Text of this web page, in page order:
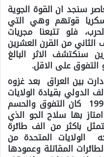
سنجد ان القوة الجوية
قوتهم وهي التي
فلو تتبعنا مجريات
من القرن العشرين
سنكتشف الاثر البالغ
التفوق على الاقل.
بين العراق بعد غزوه
بقيادة الولايات
المتحدة من جهة اخرى عام 1991 كان التفوق والحسم
بها سلاح الجو الذي
باكثر من الف طائرة
الولايات المتحدة من
المقاتلة وعمودها